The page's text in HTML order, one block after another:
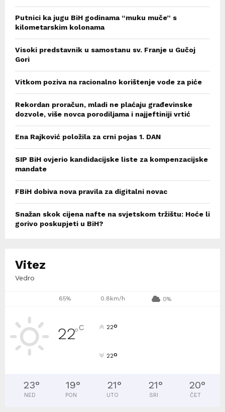
Putnici ka jugu BiH godinama “muku muče” s
kilometarskim kolonama
Visoki predstavnik u samostanu sv. Franje u Gučoj
Gori
Vitkom poziva na racionalno korištenje vode za piće
Rekordan proračun, mladi ne plaćaju građevinske
dozvole, više novca porodiljama i najjeftiniji vrtić
Ena Rajković položila za crni pojas 1. DAN
SIP BiH ovjerio kandidacijske liste za kompenzacijske
mandate
FBiH dobiva nova pravila za digitalni novac
Snažan skok cijena nafte na svjetskom tržištu: Hoće li
gorivo poskupjeti u BiH?
Vitez
Vedro
65% 0.8km/h 0%
22°C 22°
22°
23°
NED
19°
PON
21°
UTO
21°
SRI
20°
ČET